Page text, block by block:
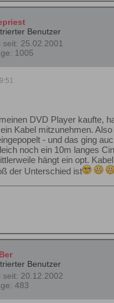
Benutzer
seit: 25.02.2001
1005
DVD Player kaufte,
Kabel mitzunehmen.
- und das ging
noch ein 10m langes
hängt ein opt.
der Unterschied ist
Benutzer
seit: 20.12.2002
483